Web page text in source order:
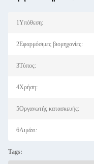
1Υπόθεση:
2Εφαρμόσιμες βιομηχανίες:
3Τύπος:
4Χρήση:
5Οργανωτής κατασκευής:
6Λιμάνι:
Tags: